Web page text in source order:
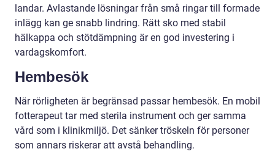
landar. Avlastande lösningar från små ringar till formade
inlägg kan ge snabb lindring. Rätt sko med stabil
hälkappa och stötdämpning är en god investering i
vardagskomfort.
Hembesök
När rörligheten är begränsad passar hembesök. En mobil
fotterapeut tar med sterila instrument och ger samma
vård som i klinikmiljö. Det sänker tröskeln för personer
som annars riskerar att avstå behandling.